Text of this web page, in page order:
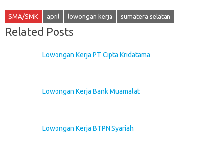
SMA/SMK april lowongan kerja sumatera selatan
Related Posts
Lowongan Kerja PT Cipta Kridatama
Lowongan Kerja Bank Muamalat
Lowongan Kerja BTPN Syariah